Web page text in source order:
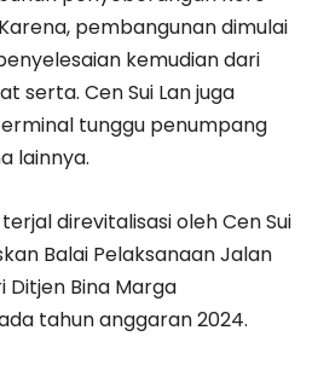
pembangunan dimulai
kemudian dari
serta. Cen Sui Lan juga
tunggu penumpang
lainnya.
direvitalisasi oleh Cen Sui
Balai Pelaksanaan Jalan
Ditjen Bina Marga
tahun anggaran 2024.